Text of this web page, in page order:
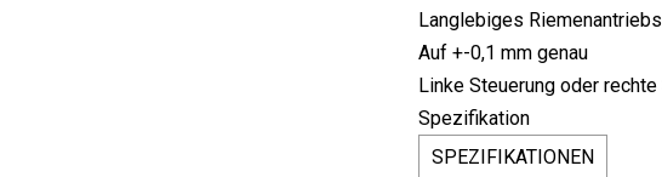
Langlebiges
Auf +-0,1 mm genau
Linke Steuerung oder
Spezifikation
SPEZIFIKATIONEN